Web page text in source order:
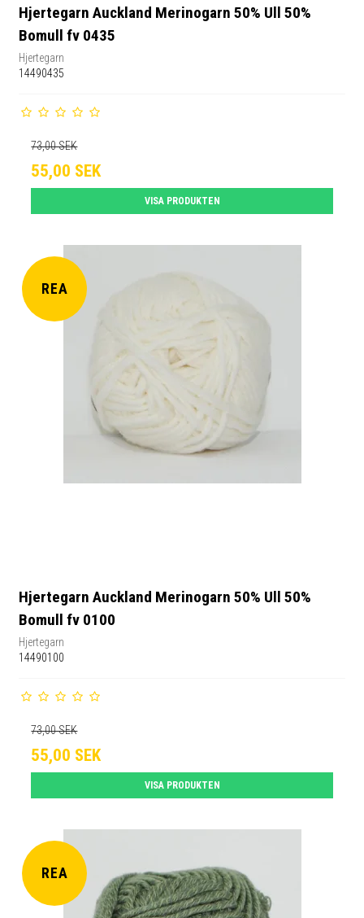
Hjertegarn Auckland Merinogarn 50% Ull 50%
Bomull fv 0435
Hjertegarn
14490435
73,00 SEK
55,00 SEK
VISA PRODUKTEN
REA
Hjertegarn Auckland Merinogarn 50% Ull 50%
Bomull fv 0100
Hjertegarn
14490100
73,00 SEK
55,00 SEK
VISA PRODUKTEN
REA